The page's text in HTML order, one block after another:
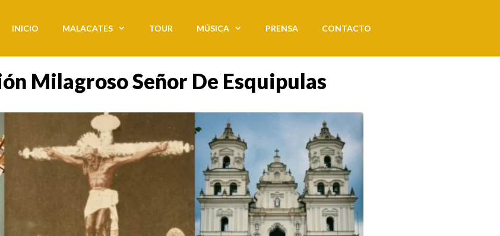
INICIO MALACATES TOUR MÚSICA PRENSA CONTACTO
Milagroso Señor De Esquipulas